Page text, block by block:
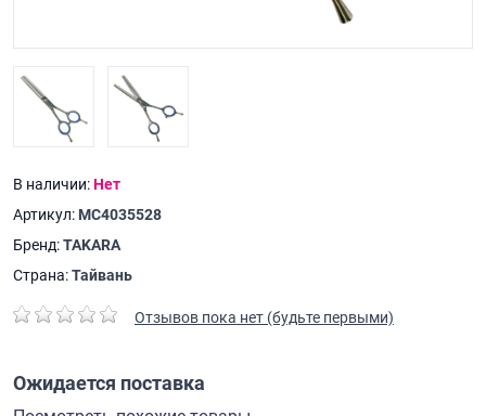
В наличии:Нет
Артикул: MC4035528
Бренд:TAKARA
Страна:Тайвань
Отзывов пока нет (будьте первыми)
Ожидается поставка